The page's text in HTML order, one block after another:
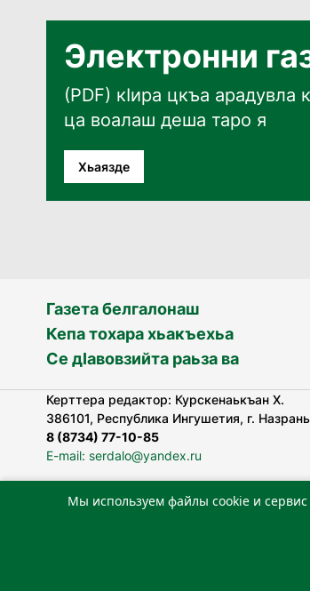
Электронни
(PDF) кӀира цкъа арадувла
ца воалаш деша таро я
Хьаязде
Газета белгалонаш
Кепа тохара хьакъехьа
Се дӀавовзийта раьза ва
Керттера редактор: Курскенаькъан Х.
386101, Республика Ингушетия, г.
8 (8734) 77-10-85
E-mail: serdalo@yandex.ru
«Сердало» газета арадувлар чIоагIдаьд
Реестровая запись СМИ: ЭЛ № ФС 77-
Мы используем файлы cookie и сервис